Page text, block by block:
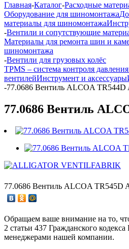
Главная-Каталог-Расходные
Оборудование для шиномонтажа
материалы для шиномонтажа
-Вентили и сопутствующие
Материалы для ремонта шин и
шиномонтажа
-Вентили для грузовых колёс
TPMS – система контроля
вентилейИнструмент и аксессуары
-77.0686 Вентиль ALCOA TR544D
77.0686 Вентиль
77.0686 Вентиль ALCOA TR545D
Обращаем ваше внимание на то,
2 статьи 437 Гражданского
менеджерами нашей компании.